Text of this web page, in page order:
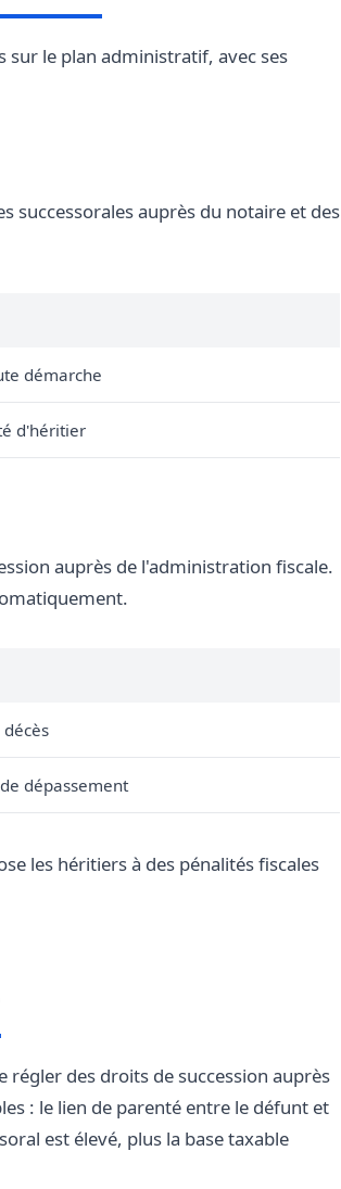
sur le plan administratif, avec ses
successorales auprès du notaire et des
démarche
d'héritier
auprès de l'administration fiscale.
dépassement
les héritiers à des pénalités fiscales
des droits de succession auprès
: le lien de parenté entre le défunt et
est élevé, plus la base taxable